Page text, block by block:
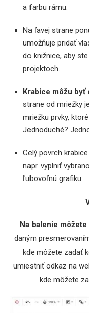
a farbu rámu.
Na ľavej strane
umožňuje pridať
do knižnice, aby
projektoch.
Krabice môžu
strane od mriežky
mriežku prvky,
Jednoduché?
Celý povrch
napr. vyplniť
ľubovoľnú grafiku.
Na balenie
daným
kde môžete zadať
umiestniť odkaz na
kde môžete